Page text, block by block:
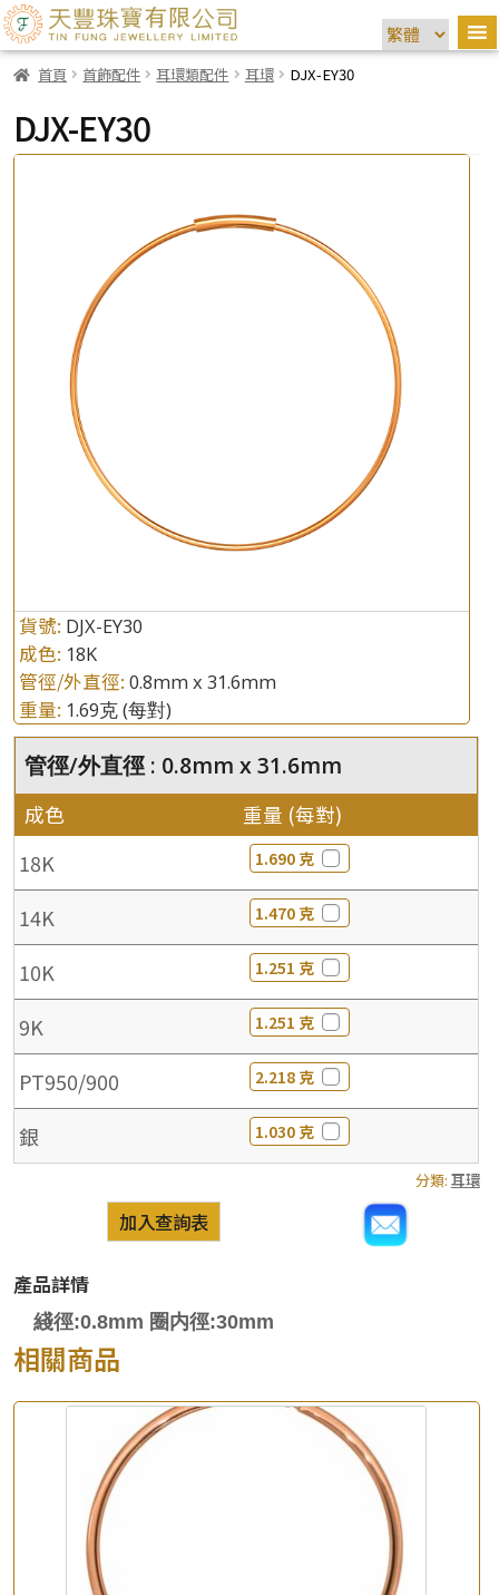
首頁 首飾配件 耳環類配件 耳環 DJX-EY30
DJX-EY30
貨號: DJX-EY30
成色: 18K
管徑/外直徑: 0.8mm x 31.6mm
重量: 1.69克(每對)
管徑/外直徑 : 0.8mm x 31.6mm
成色 重量 (每對)
18K 1.690 克
14K 1.470 克
10K 1.251 克
9K 1.251 克
PT950/900 2.218 克
銀 1.030 克
分類: 耳環
加入查詢表
產品詳情
綫徑:0.8mm 圈内徑:30mm
相關商品